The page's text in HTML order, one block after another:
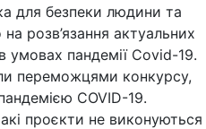
для безпеки людини та
розв’язання актуальних
умовах пандемії Сovid-19.
переможцями конкурсу,
COVID-19.
проєкти не виконуються